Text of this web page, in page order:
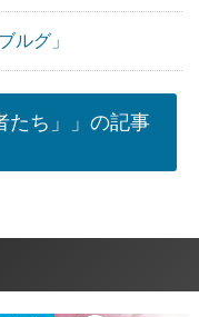
ルグ」
たち」」の記事